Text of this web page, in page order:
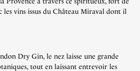
les vins issus du Château Miraval dont il
Dry Gin, le nez laisse une grande
tout en laissant entrevoir les